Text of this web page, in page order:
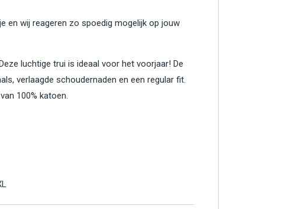
en wij reageren zo spoedig mogelijk op jouw
luchtige trui is ideaal voor het voorjaar! De
verlaagde schoudernaden en een regular fit.
100% katoen.